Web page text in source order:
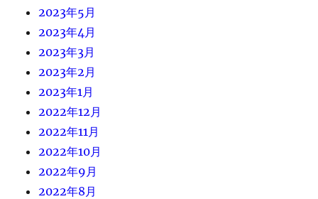
2023年5月
2023年4月
2023年3月
2023年2月
2023年1月
2022年12月
2022年11月
2022年10月
2022年9月
2022年8月